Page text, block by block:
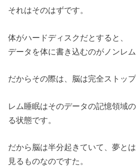
それはそのはずです。
体がハードディスクだとすると、
データを体に書き込むのがノンレム
だからその際は、脳は完全ストッ
レム睡眠はそのデータの記憶領域
る状態です。
だから脳は半分起きていて、夢と
見るものなのですた。